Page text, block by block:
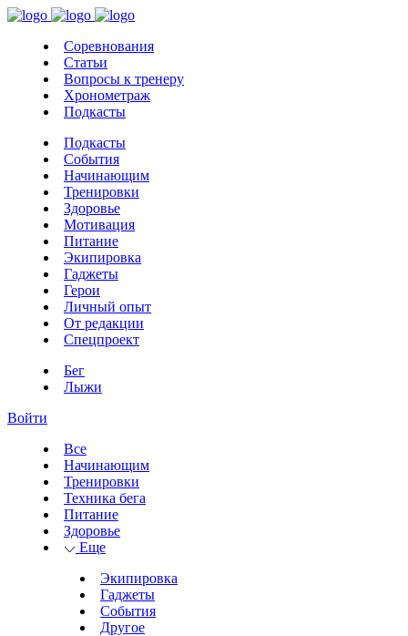
Соревнования
Статьи
Вопросы к тренеру
Хронометраж
Подкасты
Подкасты
События
Начинающим
Тренировки
Здоровье
Мотивация
Питание
Экипировка
Гаджеты
Герои
Личный опыт
От редакции
Спецпроект
Бег
Лыжи
Войти
Все
Начинающим
Тренировки
Техника бега
Питание
Здоровье
Еще
Экипировка
Гаджеты
События
Другое